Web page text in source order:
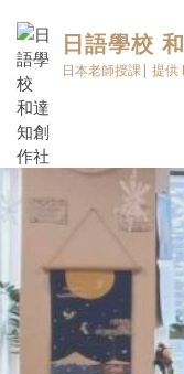
日語學校
日本老師授課| 提供